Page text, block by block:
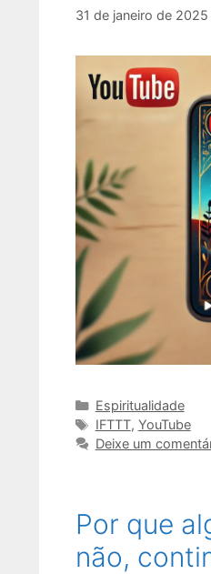
31 de janeiro de 2025
Categorias
Espiritualidade
Tags
IFTTT, YouTube
Deixe um
Por que
não,